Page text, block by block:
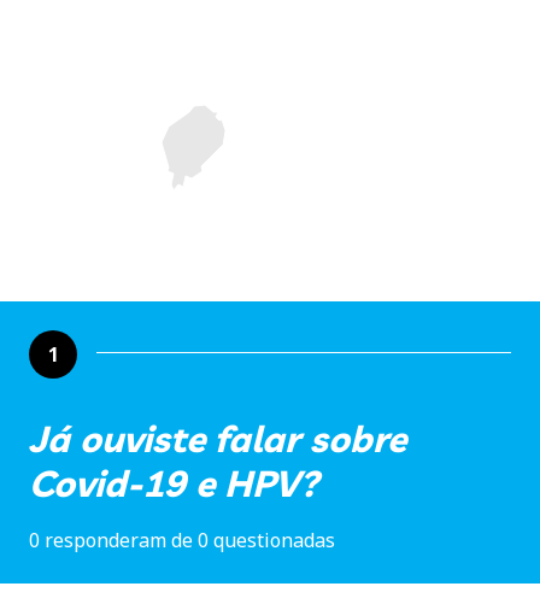
1
Já ouviste falar sobre
Covid-19 e HPV?
0 responderam de 0 questionadas